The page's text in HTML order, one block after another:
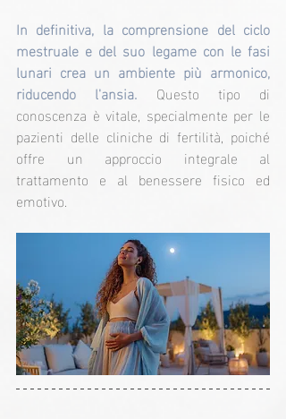
In definitiva, la comprensione del ciclo
mestruale e del suo legame con le fasi
lunari crea un ambiente più armonico,
riducendo l'ansia. Questo tipo di
conoscenza è vitale, specialmente per le
pazienti delle cliniche di fertilità, poiché
offre un approccio integrale al
trattamento e al benessere fisico ed
emotivo.